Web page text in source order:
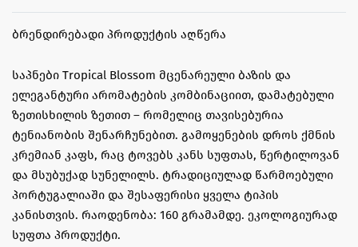
ᲑᲠᲔᲜᲓᲘᲠᲔᲑᲐᲓᲘ ᲞᲠᲝᲓᲣᲥᲢᲘᲡ ᲐᲦᲬᲔᲠᲐ
საპნები Tropical Blossom მცენარეული ბაზის და
ელეგანტური არომატების კომბინაციით, დამატებული
ზეთისხილის ზეთით – რომელიც თავისებურია
ტენიანობის შენარჩუნებით. გამოყენების დროს ქმნის
კრემიან კაფს, რაც ტოვებს კანს სუფთას, წერტილოვან
და მსუბუქად სუნელილს. ტრადიციულად წარმოებული
პორტუგალიაში და შესაფერისი ყველა ტიპის
კანისთვის. რაოდენობა: 160 გრამამდე. ეკოლოგიურად
სუფთა პროდუქტი.